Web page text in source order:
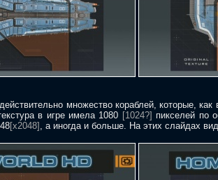
множество кораблей, которые,
в игре имела 1080 [1024?] пикселей по
[x2048] , а иногда и больше. На этих слайдах